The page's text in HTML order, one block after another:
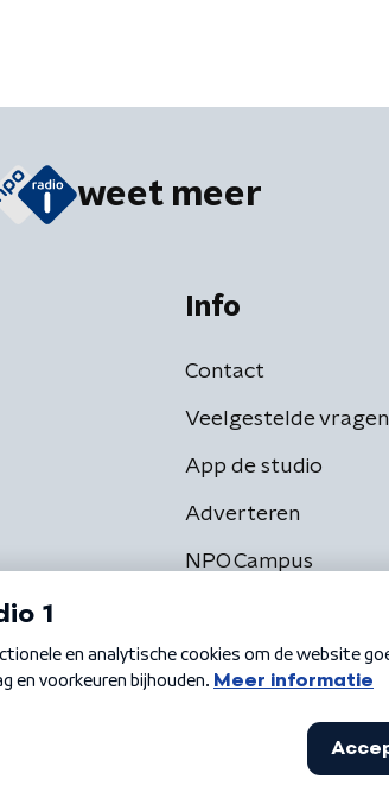
weet meer
Info
Contact
Veelgestelde vragen
App de studio
Adverteren
NPO Campus
Privacybeleid